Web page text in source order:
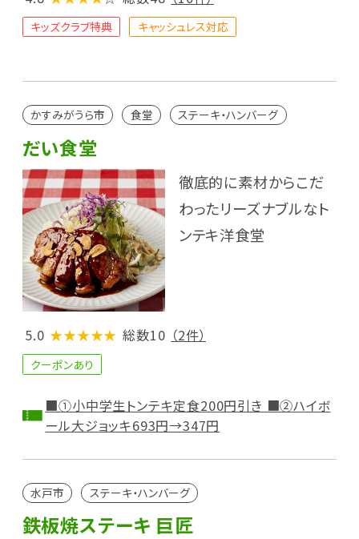
キッズクラブ特典 キャッシュレス対応
かすみがうら市 食堂 ステーキ・ハンバーグ
だい食堂
徹底的に素材からこだ
わったリーズナブルなト
ンテキ洋食堂
5.0 ★★★★★ 総数10 （2件）
クーポンあり
■①小中学生トンテキ定食200円引き ■②ハイボ
ール大ジョッキ693円→347円
水戸市 ステーキ・ハンバーグ
鉄板焼ステーキ 巨匠